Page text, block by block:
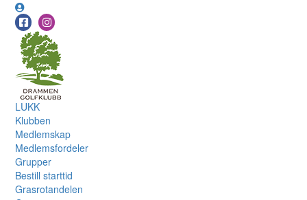
LUKK
Klubben
Medlemskap
Medlemsfordeler
Grupper
Bestill starttid
Grasrotandelen